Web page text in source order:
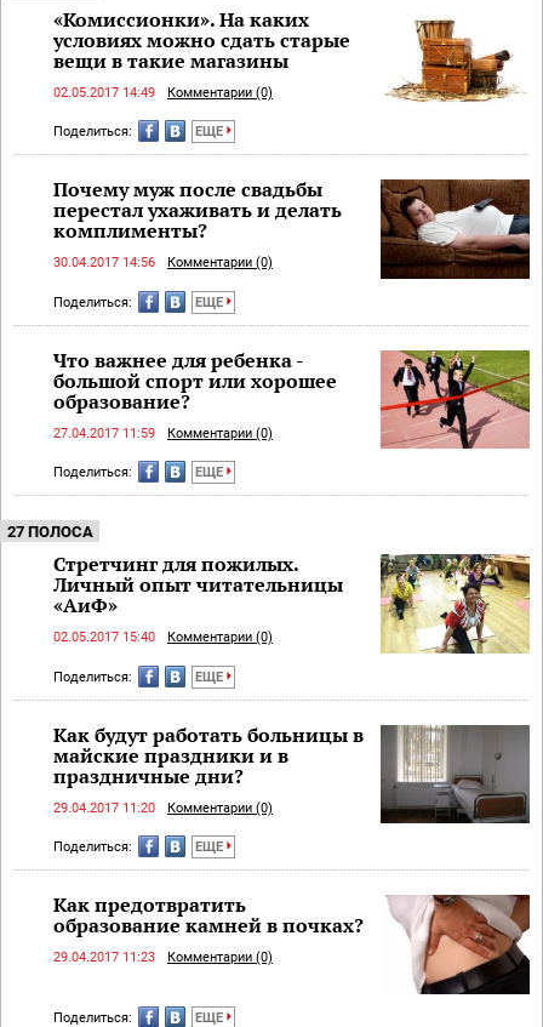
«Комиссионки». На каких
условиях можно сдать старые
вещи в такие магазины
02.05.2017 14:49 Комментарии (0)
Поделиться: ЕЩЕ
Почему муж после свадьбы
перестал ухаживать и делать
комплименты?
30.04.2017 14:56 Комментарии (0)
Поделиться: ЕЩЕ
Что важнее для ребенка -
большой спорт или хорошее
образование?
27.04.2017 11:59 Комментарии (0)
Поделиться: ЕЩЕ
27 ПОЛОСА
Стретчинг для пожилых.
Личный опыт читательницы
«АиФ»
02.05.2017 15:40 Комментарии (0)
Поделиться: ЕЩЕ
Как будут работать больницы в
майские праздники и в
праздничные дни?
29.04.2017 11:20 Комментарии (0)
Поделиться: ЕЩЕ
Как предотвратить
образование камней в почках?
29.04.2017 11:23 Комментарии (0)
Поделиться: ЕЩЕ